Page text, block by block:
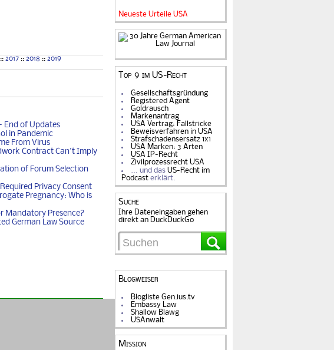
:: 2017 :: 2018 :: 2019
End of Updates
in Pandemic
From Virus
Contract Can't Imply
of Forum Selection
Privacy Consent
Pregnancy: Who is
Mandatory Presence?
German Law Source
Neueste Urteile USA
Top 9 im US-Recht
Gesellschaftsgründung
Registered Agent
Goldrausch
Markenantrag
USA Vertrag: Fallstricke
Beweisverfahren in USA
Strafschadensersatz 1x1
USA Marken: 3 Arten
USA IP-Recht
Zivilprozessrecht USA
… und dasUS-Recht im
Podcast erklärt.
Suche
Ihre Dateneingaben gehen
direkt an DuckDuckGo
Blogweiser
Blogliste Gen.ius.tv
Embassy Law
Shallow Blawg
USAnwalt
Mission